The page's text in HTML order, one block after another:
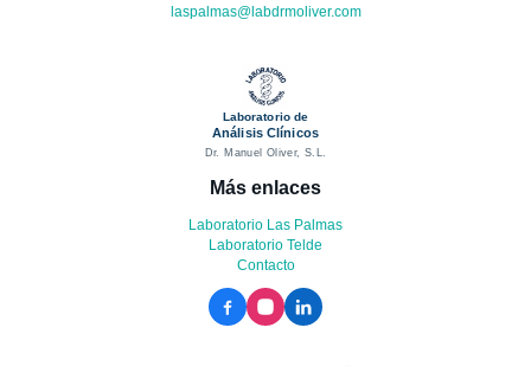
laspalmas@labdrmoliver.com
Laboratorio de
Análisis Clínicos
Dr. Manuel Oliver, S.L.
Más enlaces
Laboratorio Las Palmas
Laboratorio Telde
Contacto